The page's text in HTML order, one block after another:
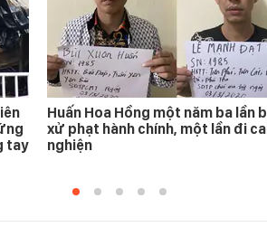
tay
Huấn Hoa Hồng một năm ba lần
xử phạt hành chính, một lần đi
nghiện